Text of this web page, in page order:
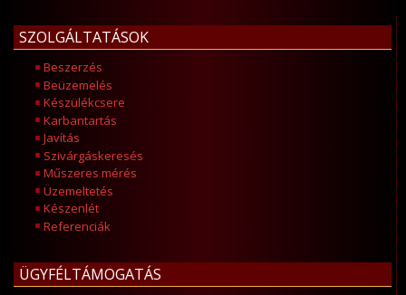
SZOLGÁLTATÁSOK
Beszerzés
Beüzemelés
Készülékcsere
Karbantartás
Javítás
Szivárgáskeresés
Műszeres mérés
Üzemeltetés
Készenlét
Referenciák
ÜGYFÉLTÁMOGATÁS